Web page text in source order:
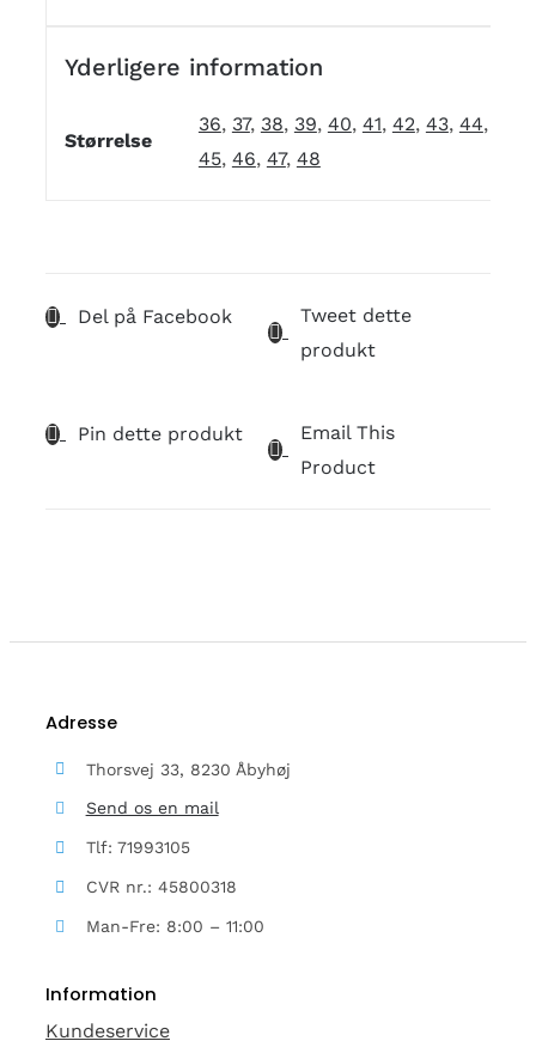
Yderligere information
Størrelse
36, 37, 38, 39, 40, 41, 42, 43, 44,
45, 46, 47, 48
Del på Facebook
Tweet dette
produkt
Pin dette produkt
Email This
Product
Adresse
Thorsvej 33, 8230 Åbyhøj
Send os en mail
Tlf: 71993105
CVR nr.: 45800318
Man-Fre: 8:00 – 11:00
Information
Kundeservice